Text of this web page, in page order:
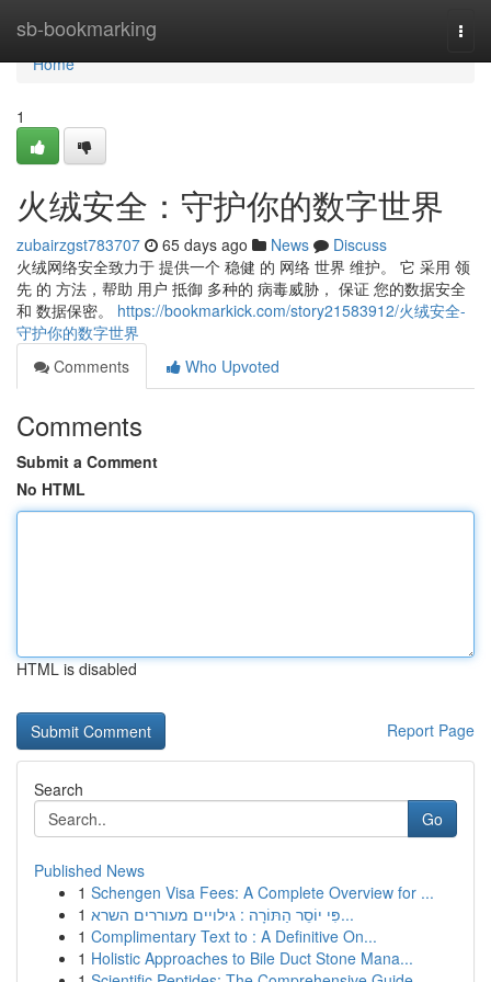
sb-bookmarking
Home
Home
1
火绒安全：守护你的数字世界
zubairzgst783707 65 days ago News
Discuss
火绒网络安全致力于 提供一个 稳健 的 网络 世界 维护。 它 采用 领
先 的 方法，帮助 用户 抵御 多种的 病毒威胁， 保证 您的数据安全
和 数据保密。 https://bookmarkick.com/story21583912/火绒安全-
守护你的数字世界
Comments
Who Upvoted
Comments
Submit a Comment
No HTML
HTML is disabled
Report Page
Search
Go
Published News
1 Schengen Visa Fees: A Complete Overview for ...
1
פִּי יוֹסֵר הַתּוֹרָה : גילויים מעוררים השרא...
1 Complimentary Text to : A Definitive On...
1 Holistic Approaches to Bile Duct Stone Mana...